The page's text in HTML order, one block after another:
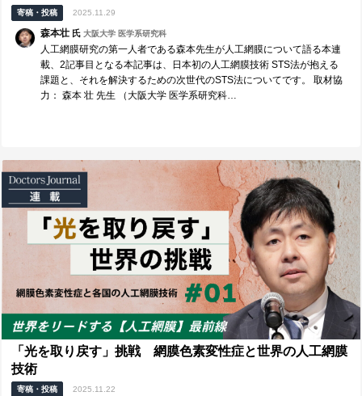
寄稿・投稿 2025.11.29
森本壮 氏 大阪大学 医学系研究科
人工網膜研究の第一人者である森本先生が人工網膜について語る本連
載、2記事目となる本記事は、日本初の人工網膜技術 STS法が抱える
課題と、それを解決するための次世代のSTS法についてです。 取材協
力： 森本 壮 先生 （大阪大学 医学系研究科…
「光を取り戻す」挑戦 網膜色素変性症と世界の人工網膜
技術
寄稿・投稿 2025.11.22